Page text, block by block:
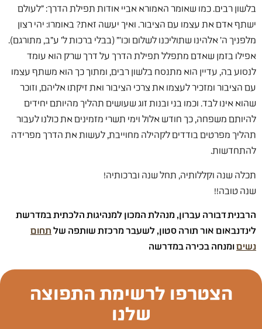
בלשון רבים. כמו שאומר האמורא אביי אודות תפילת הדרך: "לעולם
ישתף אדם את עצמו עם הציבור. ואיך יעשה זאת? באומרו: יהי רצון
מלפניך ה' אלהינו שתוליכנו לשלום וכו'" (בבלי ברכות ל' ע"ב, מתורגם).
אפילו בזמן שאדם מתפלל תפילת הדרך על דרך שרק הוא עומד
לנסוע בה, עדיין הוא מתנסח בלשון רבים, ומתוך כך הוא משתף עצמו
עם הציבור ומזכיר לעצמו את צרכי הציבור ואת זיקתו אליהם, וזוכר
שהוא אינו לבד. וכמו בני ובנות זוג שעושים תהליך מהיותם יחידים
להיותם משפחה, כך חודש אלול וימי תשרי מזמינים את כולנו לעבור
תהליך מפרטים בודדים לקהילה מחוייבת, לעשות את הדרך מפרידה
להתחדשות.
תכלה שנה וקללותיה, תחל שנה וברכותיה!
שנה טובה!!
הרבנית דבורה עברון, ‏מנהלת המכון למנהיגות הלכתית במדרשת
לינדנבאום אור תורה סטון‏, לשעבר מרכזת שותפה של תחום
נשיםומנחה בכירה במדרשה
הצטרפו לרשימת התפוצה
שלנו